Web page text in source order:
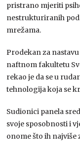
pristrano mjeriti
nestrukturiranih
mrežama.
Prodekan za
naftnom fakultetu
rekao je da se u
tehnologija koja se
Sudionici panela
svoje sposobnosti i
onome što ih najviše